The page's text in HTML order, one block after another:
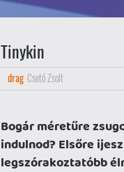
Tinykin
drag Csető Zsolt
Bogár méretűre
indulnod? Elsőre
legszórakoztatóbb